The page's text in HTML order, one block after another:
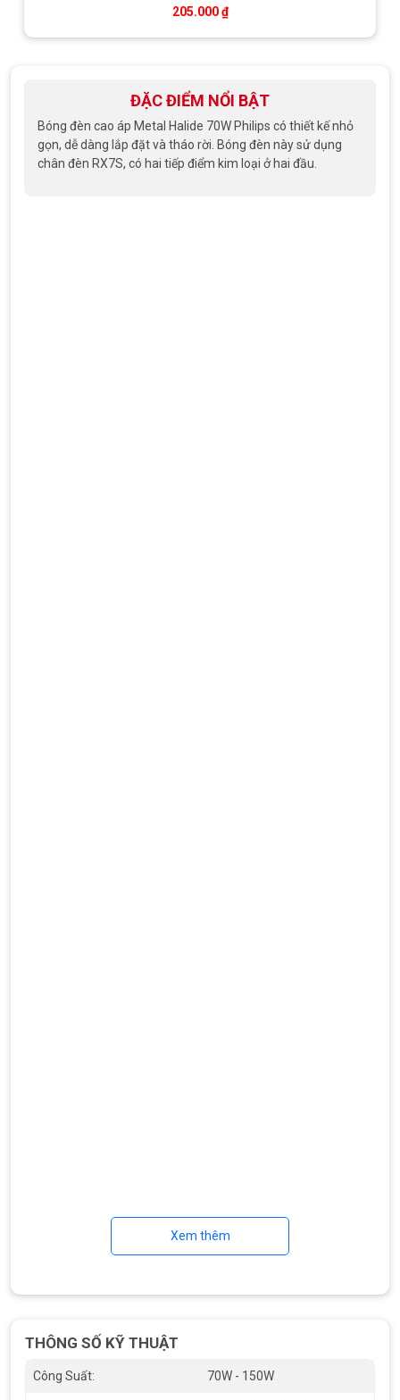
205.000₫
ĐẶC ĐIỂM NỔI BẬT
Bóng đèn cao áp Metal Halide 70W Philips có thiết kế nhỏ
gọn, dễ dàng lắp đặt và tháo rời. Bóng đèn này sử dụng
chân đèn RX7S, có hai tiếp điểm kim loại ở hai đầu.
Xem thêm
THÔNG SỐ KỸ THUẬT
Công Suất: 70W - 150W